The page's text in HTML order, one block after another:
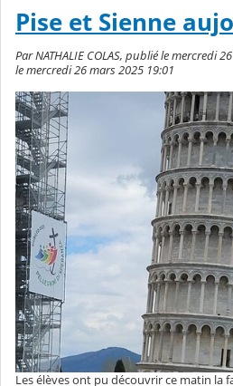
Pise et Sienne
Par NATHALIE COLAS, publié le mercredi
le mercredi 26 mars 2025 19:01
Les élèves ont pu découvrir ce matin la